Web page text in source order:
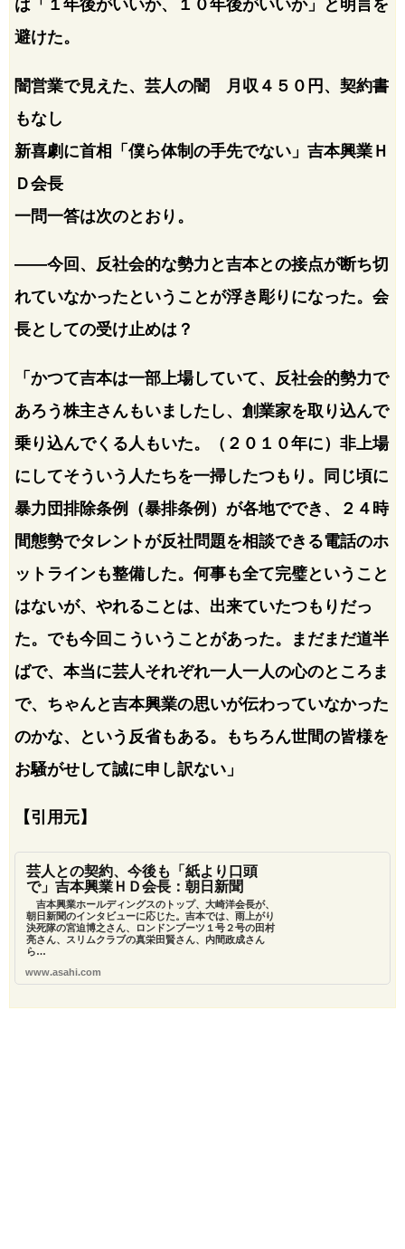
は「１年後がいいか、１０年後がいいか」と明言を
避けた。
闇営業で見えた、芸人の闇 月収４５０円、契約書
もなし
新喜劇に首相「僕ら体制の手先でない」吉本興業Ｈ
Ｄ会長
一問一答は次のとおり。
――今回、反社会的な勢力と吉本との接点が断ち切
れていなかったということが浮き彫りになった。会
長としての受け止めは？
「かつて吉本は一部上場していて、反社会的勢力で
あろう株主さんもいましたし、創業家を取り込んで
乗り込んでくる人もいた。（２０１０年に）非上場
にしてそういう人たちを一掃したつもり。同じ頃に
暴力団排除条例（暴排条例）が各地ででき、２４時
間態勢でタレントが反社問題を相談できる電話のホ
ットラインも整備した。何事も全て完璧ということ
はないが、やれることは、出来ていたつもりだっ
た。でも今回こういうことがあった。まだまだ道半
ばで、本当に芸人それぞれ一人一人の心のところま
で、ちゃんと吉本興業の思いが伝わっていなかった
のかな、という反省もある。もちろん世間の皆様を
お騒がせして誠に申し訳ない」
【引用元】
芸人との契約、今後も「紙より口頭
で」吉本興業ＨＤ会長：朝日新聞
吉本興業ホールディングスのトップ、大崎洋会長が、
朝日新聞のインタビューに応じた。吉本では、雨上がり
決死隊の宮迫博之さん、ロンドンブーツ１号２号の田村
亮さん、スリムクラブの真栄田賢さん、内間政成さん
ら…
www.asahi.com